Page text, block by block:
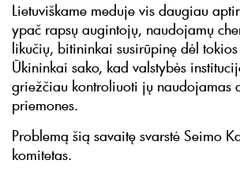
Lietuviškame meduje vis daugiau
ypač rapsų augintojų, naudojamų
likučių, bitininkai susirūpinę dėl
Ūkininkai sako, kad valstybės
griežčiau kontroliuoti jų naudojamas
priemones.
Problemą šią savaitę svarstė Seimo
komitetas.